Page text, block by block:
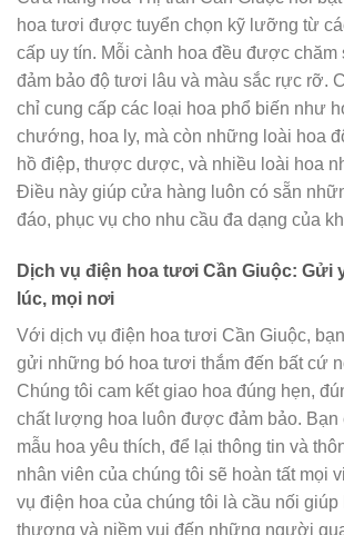
hoa tươi được tuyển chọn kỹ lưỡng từ
cấp uy tín. Mỗi cành hoa đều được chăm
đảm bảo độ tươi lâu và màu sắc rực rỡ.
chỉ cung cấp các loại hoa phổ biến như
chướng, hoa ly, mà còn những loài hoa
hồ điệp, thược dược, và nhiều loài hoa
Điều này giúp cửa hàng luôn có sẵn
đáo, phục vụ cho nhu cầu đa dạng của
Dịch vụ điện hoa tươi Cần Giuộc: Gửi
lúc, mọi nơi
Với dịch vụ điện hoa tươi Cần Giuộc,
gửi những bó hoa tươi thắm đến bất cứ
Chúng tôi cam kết giao hoa đúng hẹn,
chất lượng hoa luôn được đảm bảo. Bạn
mẫu hoa yêu thích, để lại thông tin và
nhân viên của chúng tôi sẽ hoàn tất mọi
vụ điện hoa của chúng tôi là cầu nối
thương và niềm vui đến những người